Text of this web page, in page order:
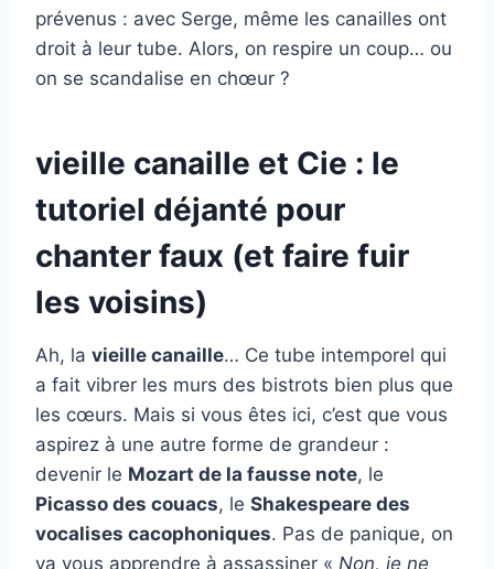
prévenus : avec Serge, même les canailles ont
droit à leur tube. Alors, on respire un coup… ou
on se scandalise en chœur ?
vieille canaille et Cie : le
tutoriel déjanté pour
chanter faux (et faire fuir
les voisins)
Ah, la vieille canaille… Ce tube intemporel qui
a fait vibrer les murs des bistrots bien plus que
les cœurs. Mais si vous êtes ici, c’est que vous
aspirez à une autre forme de grandeur :
devenir le Mozart de la fausse note, le
Picasso des couacs, le Shakespeare des
vocalises cacophoniques. Pas de panique, on
va vous apprendre à assassiner « Non, je ne